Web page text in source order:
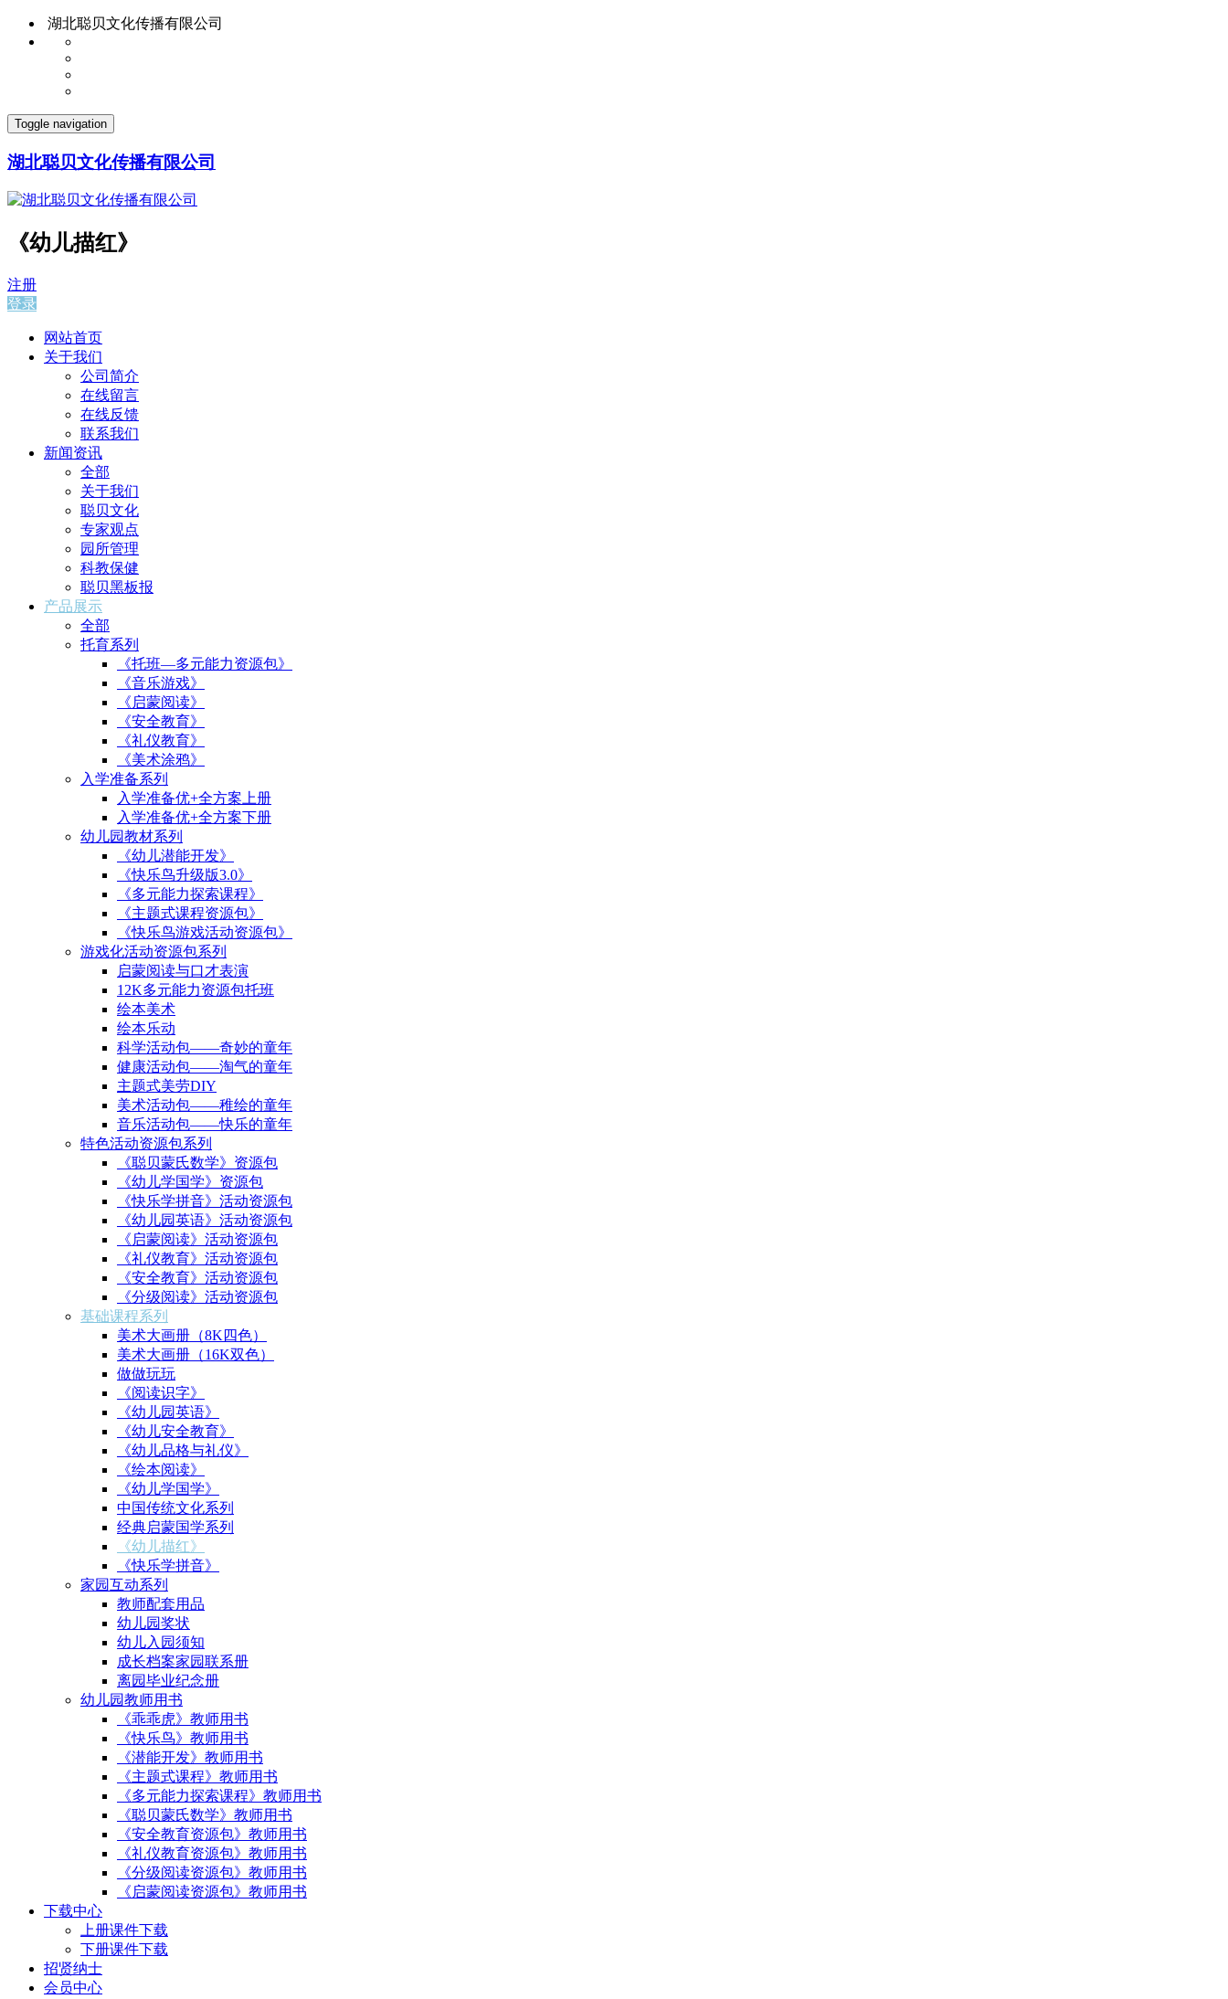
湖北聪贝文化传播有限公司
Toggle navigation
湖北聪贝文化传播有限公司
《幼儿描红》
注册
登录
网站首页
关于我们
公司简介
在线留言
在线反馈
联系我们
新闻资讯
全部
关于我们
聪贝文化
专家观点
园所管理
科教保健
聪贝黑板报
产品展示
全部
托育系列
《托班—多元能力资源包》
《音乐游戏》
《启蒙阅读》
《安全教育》
《礼仪教育》
《美术涂鸦》
入学准备系列
入学准备优+全方案上册
入学准备优+全方案下册
幼儿园教材系列
《幼儿潜能开发》
《快乐鸟升级版3.0》
《多元能力探索课程》
《主题式课程资源包》
《快乐鸟游戏活动资源包》
游戏化活动资源包系列
启蒙阅读与口才表演
12K多元能力资源包托班
绘本美术
绘本乐动
科学活动包——奇妙的童年
健康活动包——淘气的童年
主题式美劳DIY
美术活动包——稚绘的童年
音乐活动包——快乐的童年
特色活动资源包系列
《聪贝蒙氏数学》资源包
《幼儿学国学》资源包
《快乐学拼音》活动资源包
《幼儿园英语》活动资源包
《启蒙阅读》活动资源包
《礼仪教育》活动资源包
《安全教育》活动资源包
《分级阅读》活动资源包
基础课程系列
美术大画册（8K四色）
美术大画册（16K双色）
做做玩玩
《阅读识字》
《幼儿园英语》
《幼儿安全教育》
《幼儿品格与礼仪》
《绘本阅读》
《幼儿学国学》
中国传统文化系列
经典启蒙国学系列
《幼儿描红》
《快乐学拼音》
家园互动系列
教师配套用品
幼儿园奖状
幼儿入园须知
成长档案家园联系册
离园毕业纪念册
幼儿园教师用书
《乖乖虎》教师用书
《快乐鸟》教师用书
《潜能开发》教师用书
《主题式课程》教师用书
《多元能力探索课程》教师用书
《聪贝蒙氏数学》教师用书
《安全教育资源包》教师用书
《礼仪教育资源包》教师用书
《分级阅读资源包》教师用书
《启蒙阅读资源包》教师用书
下载中心
上册课件下载
下册课件下载
招贤纳士
会员中心